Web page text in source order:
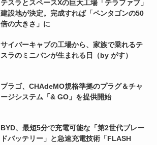
テスラとスペースXの巨大工場「テラファブ」
建設地が決定。完成すれば「ペンタゴンの50
倍の大きさ」に
サイバーキャブの工場から、家族で乗れるテ
スラのミニバンが生まれる日（by がす）
プラゴ、CHAdeMO規格準拠のプラグ＆チャ
ージシステム「& GO」を提供開始
BYD、最短5分で充電可能な「第2世代ブレー
ドバッテリー」と急速充電技術「FLASH